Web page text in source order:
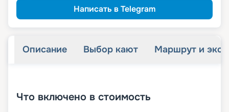
Написать в Telegram
Описание Выбор кают Маршрут и
Что включено в стоимость